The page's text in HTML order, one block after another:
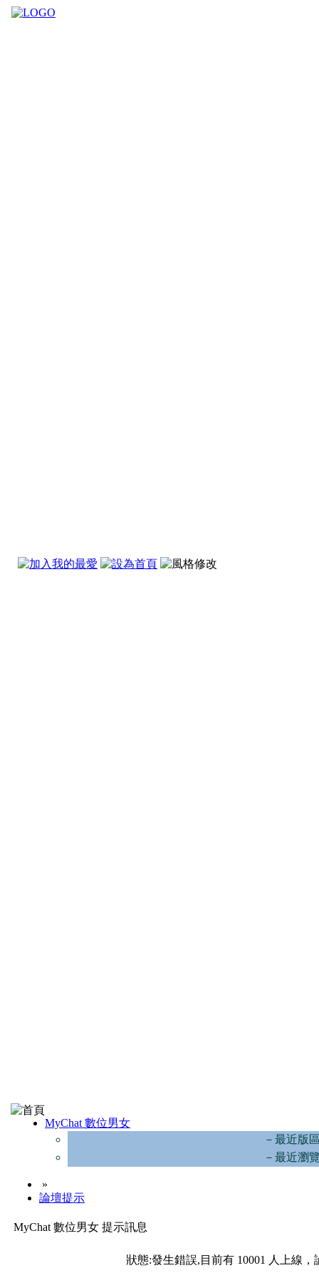
MyChat 數位男女
－最近版
－最近瀏
»
論壇提示
MyChat 數位男女 提示訊息
狀態:發生錯誤,目前有 10001 人上線